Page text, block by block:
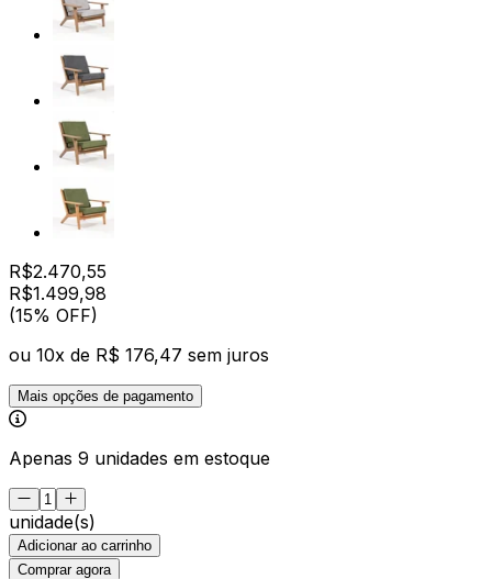
R$2.470,55
R$1.499,98
(15% OFF)
ou 10x de R$ 176,47 sem juros
Mais opções de pagamento
Apenas 9 unidades em estoque
unidade(s)
Adicionar ao carrinho
Comprar agora